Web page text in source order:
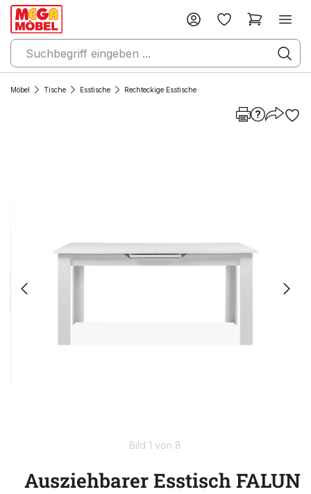
Möbel Tische Esstische Rechteckige Esstische
Bild 1 von 8
Ausziehbarer Esstisch FALUN